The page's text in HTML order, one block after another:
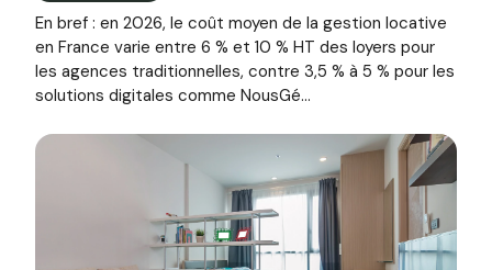
En bref : en 2026, le coût moyen de la gestion locative
en France varie entre 6 % et 10 % HT des loyers pour
les agences traditionnelles, contre 3,5 % à 5 % pour les
solutions digitales comme NousGé...